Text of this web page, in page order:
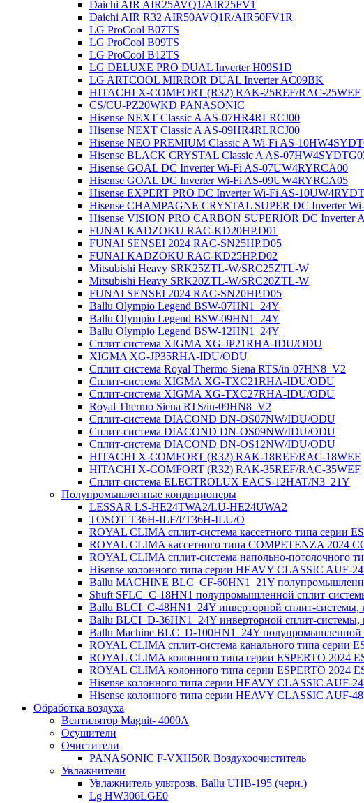
Daichi AIR AIR25AVQ1/AIR25FV1
Daichi AIR R32 AIR50AVQ1R/AIR50FV1R
LG ProCool B07TS
LG ProCool B09TS
LG ProCool B12TS
LG DELUXE PRO DUAL Inverter H09S1D
LG ARTCOOL MIRROR DUAL Inverter AC09BK
HITACHI X-COMFORT (R32) RAK-25REF/RAC-25WEF
CS/CU-PZ20WKD PANASONIC
Hisense NEXT Classic A AS-07HR4RLRCJ00
Hisense NEXT Classic A AS-09HR4RLRCJ00
Hisense NEO PREMIUM Classic A Wi-Fi AS-
Hisense BLACK CRYSTAL Classic A AS-
Hisense GOAL DC Inverter Wi-Fi AS-07UW4RYRCA00
Hisense GOAL DC Inverter Wi-Fi AS-09UW4RYRCA05
Hisense EXPERT PRO DC Inverter Wi-Fi AS-
Hisense CHAMPAGNE CRYSTAL SUPER DC Inverter
Hisense VISION PRO CARBON SUPERIOR DC Inverter
FUNAI KADZOKU RAC-KD20HP.D01
FUNAI SENSEI 2024 RAC-SN25HP.D05
FUNAI KADZOKU RAC-KD25HP.D02
Mitsubishi Heavy SRK25ZTL-W/SRC25ZTL-W
Mitsubishi Heavy SRK20ZTL-W/SRC20ZTL-W
FUNAI SENSEI 2024 RAC-SN20HP.D05
Ballu Olympio Legend BSW-07HN1_24Y
Ballu Olympio Legend BSW-09HN1_24Y
Ballu Olympio Legend BSW-12HN1_24Y
Сплит-система XIGMA XG-JP21RHA-IDU/ODU
XIGMA XG-JP35RHA-IDU/ODU
Сплит-система Royal Thermo Siena RTS/in-07HN8_V2
Сплит-система XIGMA XG-TXC21RHA-IDU/ODU
Сплит-система XIGMA XG-TXC27RHA-IDU/ODU
Royal Thermo Siena RTS/in-09HN8_V2
Сплит-система DIACOND DN-OS07NW/IDU/ODU
Сплит-система DIACOND DN-OS09NW/IDU/ODU
Сплит-система DIACOND DN-OS12NW/IDU/ODU
HITACHI X-COMFORT (R32) RAK-18REF/RAC-18WEF
HITACHI X-COMFORT (R32) RAK-35REF/RAC-35WEF
Сплит-система ELECTROLUX EACS-12HAT/N3_21Y
Полупромышленные кондиционеры
LESSAR LS-HE24TWA2/LU-HE24UWA2
TOSOT T36H-ILF/I/T36H-ILU/O
ROYAL CLIMA сплит-система кассетного типа серии
ROYAL CLIMA кассетного типа COMPETENZA 2024
ROYAL CLIMA сплит-система напольно-потолочного
Hisense колонного типа серии HEAVY CLASSIC AUF-
Ballu MACHINE BLC_CF-60HN1_21Y
Shuft SFLC_C-18HN1 полупромышленной сплит-
Ballu BLCI_C-48HN1_24Y инверторной сплит-системы,
Ballu BLCI_D-36HN1_24Y инверторной сплит-системы,
Ballu Machine BLC_D-100HN1_24Y полупромышленной
ROYAL CLIMA сплит-система канального типа серии
ROYAL CLIMA колонного типа серии ESPERTO 2024
ROYAL CLIMA колонного типа серии ESPERTO 2024
Hisense колонного типа серии HEAVY CLASSIC AUF-
Hisense колонного типа серии HEAVY CLASSIC AUF-
Обработка воздуха
Вентилятор Magnit- 4000A
Осушители
Очистители
PANASONIC F-VXH50R Воздухоочиститель
Увлажнители
Увлажнитель ультрозв. Ballu UHB-195 (черн.)
Lg HW306LGE0